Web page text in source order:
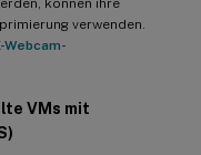
verwenden.
Webcam-
VMs mit